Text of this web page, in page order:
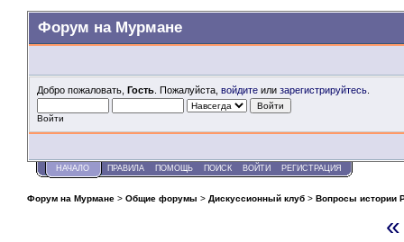
Форум на Мурмане
Добро пожаловать, Гость . Пожалуйста, войдите или зарегистрируйтесь
Войти
НАЧАЛО ПРАВИЛА ПОМОЩЬ ПОИСК ВОЙТИ РЕГИСТРАЦИЯ
Форум на Мурмане > Общие форумы > Дискуссионный клуб > Вопросы истории